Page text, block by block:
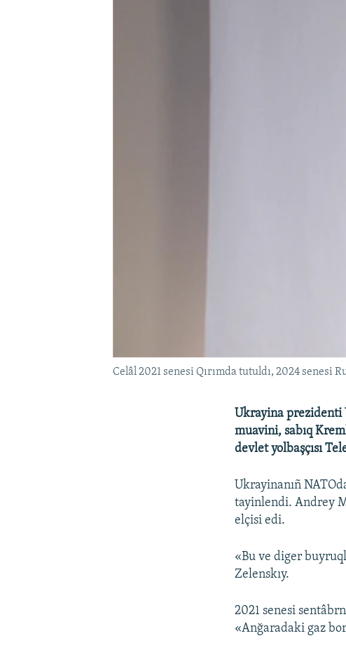
Celâl 2021 senesi Qırımda tutuldı, 2024 senesi
Ukrayina prezidenti
muavini, sabıq
devlet yolbaşçısı
Ukrayinanıñ
tayinlendi. Andrey
elçisi edi.
«Bu ve diger
Zelenskıy.
2021 senesi
«Anğaradaki gaz